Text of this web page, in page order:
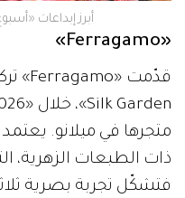
أبرز إبداعات «أسبوع
«Ferragamo»
متجرها في ميلانو.
ذات الطبعات الزهرية،
فتشكّل تجربة بصرية